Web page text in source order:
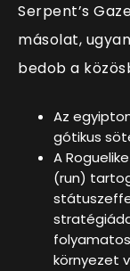
Serpent’s
másolat,
bedob a
Az
gótikus
A
(run)
környezet